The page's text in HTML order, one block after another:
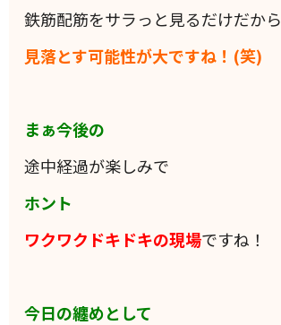
鉄筋配筋をサラっと見るだけだから
見落とす可能性が大ですね！(笑)
まぁ今後の
途中経過が楽しみで
ホント
ワクワクドキドキの現場ですね！
今日の纏めとして